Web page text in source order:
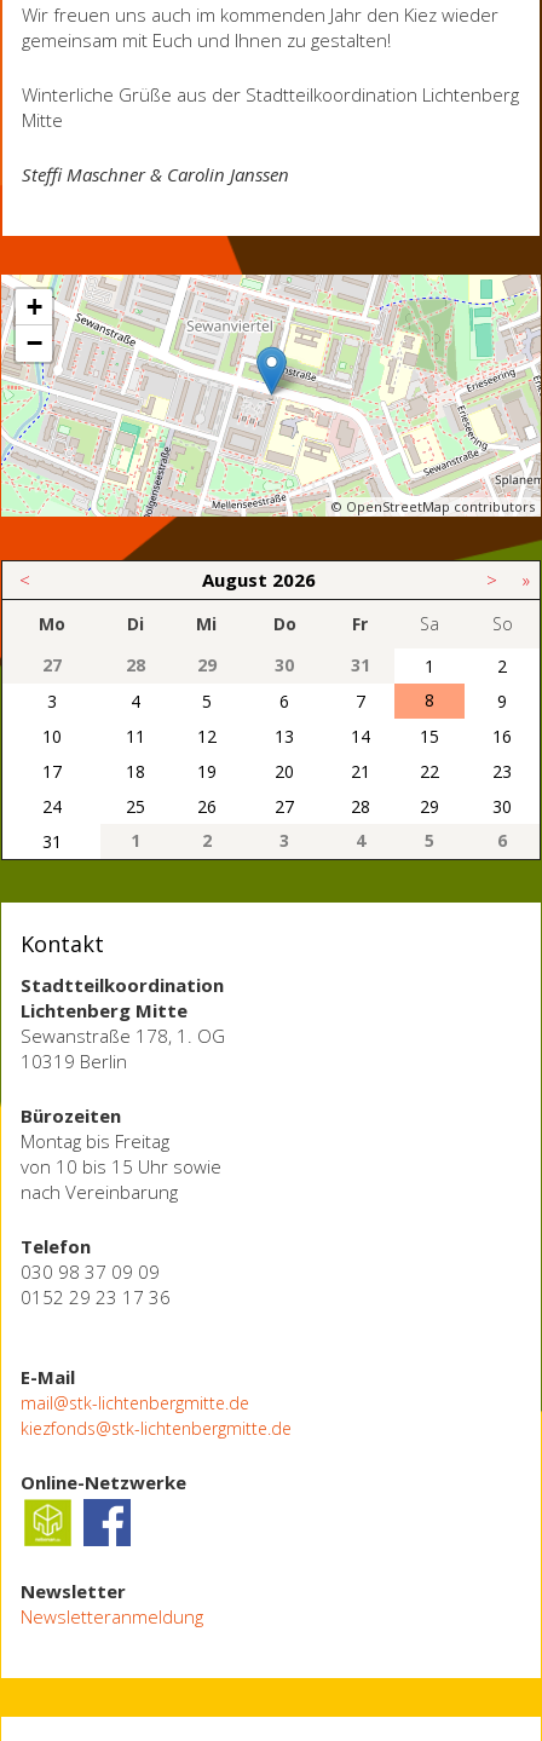
Wir freuen uns auch im kommenden Jahr den Kiez wieder
gemeinsam mit Euch und Ihnen zu gestalten!
Winterliche Grüße aus der Stadtteilkoordination Lichtenberg
Mitte
Steffi Maschner & Carolin Janssen
+
−
© OpenStreetMap contributors
< August 2026 > »
Mo Di Mi Do Fr Sa
So
27
28 29 30 31 1
2
3
4 5 6 7 8
9
10
11 12 13 14 15
16
17
18 19 20 21 22
23
24
25 26 27 28 29
30
31
1 2 3 4 5 6
Kontakt
Stadtteilkoordination
Lichtenberg Mitte
Sewanstraße 178, 1. OG
10319 Berlin
Bürozeiten
Montag bis Freitag
von 10 bis 15 Uhr sowie
nach Vereinbarung
Telefon
030 98 37 09 09
0152 29 23 17 36
E-Mail
mail@stk-lichtenbergmitte.de
kiezfonds@stk-lichtenbergmitte.de
Online-Netzwerke
Newsletter
Newsletteranmeldung